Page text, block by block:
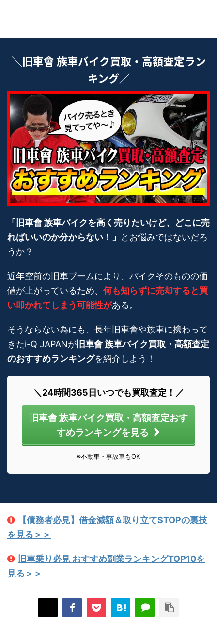
＼旧車會 族車バイク買取・高額査定ラン
キング／
「旧車會 族車バイクを高く売りたいけど、どこに売
ればいいのか分からない！」
とお悩みではないだろ
うか？
近年空前の旧車ブームにより、バイクそのものの価
値が上がっているため、 何も知らずに売却すると買
い叩かれてしまう可能性がある。
そうならない為にも、長年旧車會や族車に携わって
きたi-Q JAPANが 旧車會 族車バイク買取・高額査定
のおすすめランキングを紹介しよう！
＼24時間365日いつでも買取査定！／
旧車會 族車バイク買取・高額査定おす
すめランキングを見る
※不動車・事故車もOK
【債務者必見】借金減額＆取り立てSTOPの裏技
を見る＞＞
旧車乗り必見 おすすめ副業ランキングTOP10を
見る＞＞